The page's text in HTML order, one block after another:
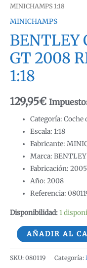
MINICHAMPS 1:18
MINICHAMPS
BENTLEY
GT 2008
1:18
129,95€
Categoría: Coche
Escala: 1:18
Fabricante:
Marca:
Fabricación: 2005
Año: 2008
Referencia:
Disponibilidad:1
BENTLEY
CONTINENTAL
GT
AÑADIR AL
SKU: 080119 Categoría: